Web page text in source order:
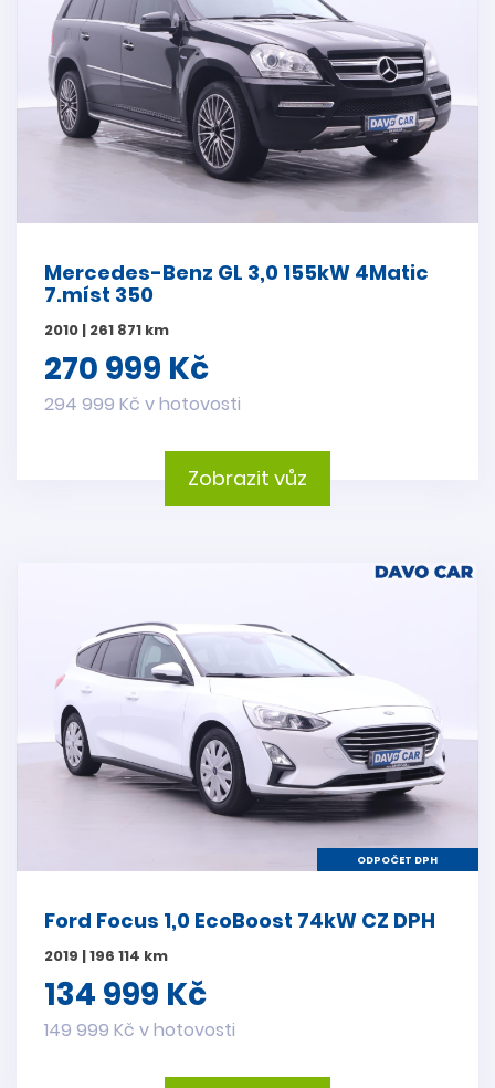
Mercedes-Benz GL 3,0 155kW 4Matic
7.míst 350
2010 | 261 871 km
270 999 Kč
294 999 Kč v hotovosti
Zobrazit vůz
ODPOČET DPH
Ford Focus 1,0 EcoBoost 74kW CZ DPH
2019 | 196 114 km
134 999 Kč
149 999 Kč v hotovosti